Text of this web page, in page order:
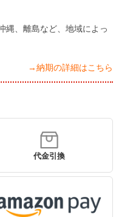
縄、離島など、地域によっ
→納期の詳細はこちら
代金引換